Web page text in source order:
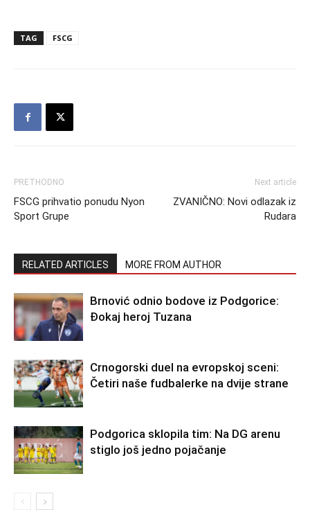
TAG FSCG
PRETHODNO
FSCG prihvatio ponudu Nyon
Sport Grupe
Next article
ZVANIČNO: Novi odlazak iz
Rudara
RELATED ARTICLES MORE FROM AUTHOR
Brnović odnio bodove iz Podgorice:
Đokaj heroj Tuzana
Crnogorski duel na evropskoj sceni:
Četiri naše fudbalerke na dvije strane
Podgorica sklopila tim: Na DG arenu
stiglo još jedno pojačanje